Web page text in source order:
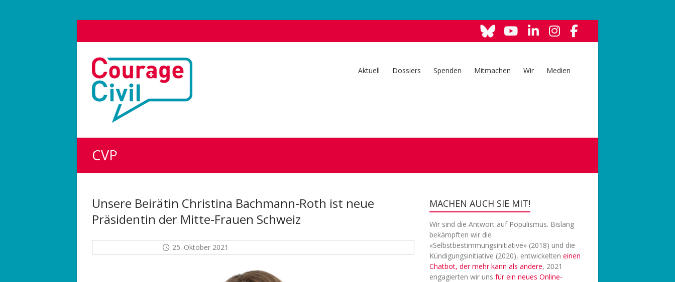
Courage
Civil
Weil
Demokratie
Aktuell Dossiers Spenden Mitmachen Wir Medien
CVP
Unsere Beirätin Christina Bachmann-Roth ist neue
Präsidentin der Mitte-Frauen Schweiz
25. Oktober 2021
MACHEN AUCH SIE MIT!
Wir sind die Antwort auf Populismus. Bislang
bekämpften wir die
«Selbstbestimmungsinitiative» (2018) und die
Kündigungsinitiative (2020), entwickelteneinen
Chatbot, der mehr kann als andere, 2021
engagierten wir unsfür ein neues Online-